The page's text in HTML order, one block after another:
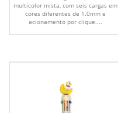
multicolor mista, com seis cargas em
cores diferentes de 1.0mm e
acionamento por clique....